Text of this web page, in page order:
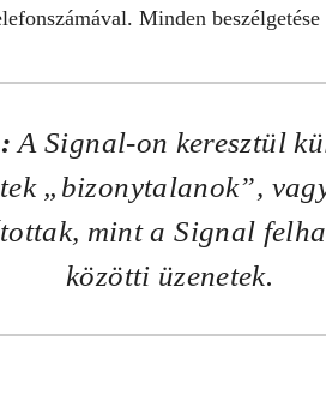
Minden
A Signal-on keresztül
„bizonytalanok”,
mint a Signal
közötti üzenetek.